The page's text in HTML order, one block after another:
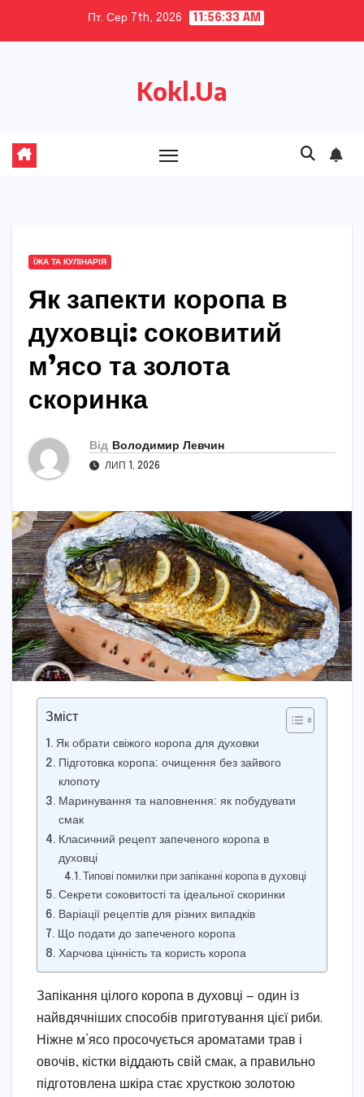
Пт. Сер 7th, 2026 11:56:34 AM
Kokl.Ua
ЇЖА ТА КУЛІНАРІЯ
Як запекти коропа в
духовці: соковитий
м’ясо та золота
скоринка
Від Володимир Левчин
ЛИП 1, 2026
Зміст
Як обрати свіжого коропа для духовки
Підготовка коропа: очищення без зайвого
клопоту
Маринування та наповнення: як побудувати
смак
Класичний рецепт запеченого коропа в
духовці
Типові помилки при запіканні коропа в духовці
Секрети соковитості та ідеальної скоринки
Варіації рецептів для різних випадків
Що подати до запеченого коропа
Харчова цінність та користь коропа
Запікання цілого коропа в духовці — один із
найвдячніших способів приготування цієї риби.
Ніжне м’ясо просочується ароматами трав і
овочів, кістки віддають свій смак, а правильно
підготовлена шкіра стає хрусткою золотою